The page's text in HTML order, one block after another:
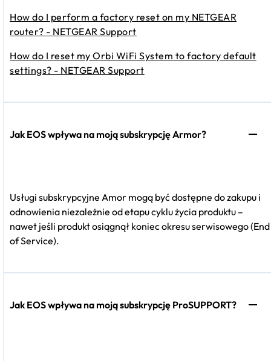
How do I perform a factory reset on my NETGEAR
router? - NETGEAR Support
How do I reset my Orbi WiFi System to factory default
settings? - NETGEAR Support
Jak EOS wpływa na moją subskrypcję Armor?
Usługi subskrypcyjne Amor mogą być dostępne do zakupu i
odnowienia niezależnie od etapu cyklu życia produktu –
nawet jeśli produkt osiągnął koniec okresu serwisowego (End
of Service).
Jak EOS wpływa na moją subskrypcję ProSUPPORT?